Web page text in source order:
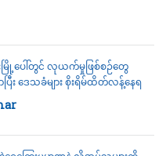
းသပ်ပစ်လွှတ်သည့် ရုပ်သံ မြောက်
ထုတ်ပြန်
ားမြို့ပေါ်တွင် လုယက်မှုဖြစ်စဉ်တွေ
ာပြီး ဒေသခံများ စိုးရိမ်ထိတ်လန့်နေရ